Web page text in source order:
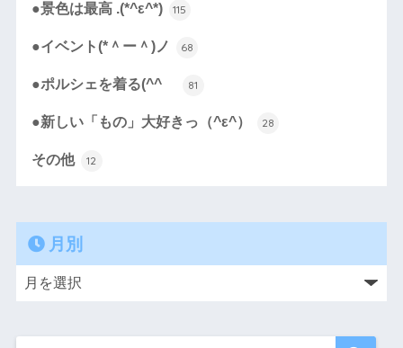
●景色は最高 .(*^ε^*) 115
●イベント(*＾ー＾)ノ 68
●ポルシェを着る(^^ゞ 81
●新しい「もの」大好きっ（^ε^） 28
その他 12
月別